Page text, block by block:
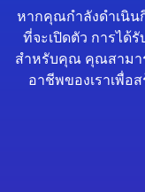
หากคุณกำลังดำเนิน
ที่จะเปิดตัว การได้
สำหรับคุณ คุณสามา
อาชีพของเราเพื่อ